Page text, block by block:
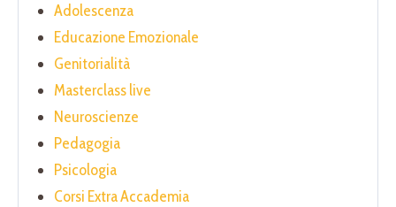
Adolescenza
Educazione Emozionale
Genitorialità
Masterclass live
Neuroscienze
Pedagogia
Psicologia
Corsi Extra Accademia